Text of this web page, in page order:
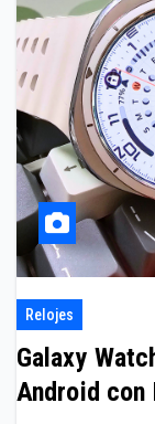
Relojes
Galaxy
Android con